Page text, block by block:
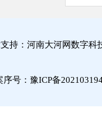
持：河南大河网数字科
号： 豫ICP备